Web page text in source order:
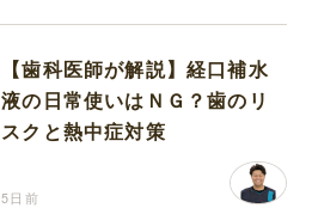
【歯科医師が解説】経口補水
液の日常使いはＮＧ？歯のリ
スクと熱中症対策
5日前